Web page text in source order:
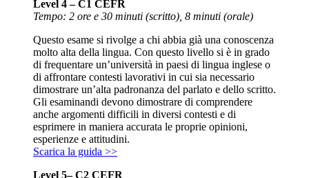
Level 4 – C1 CEFR
Tempo: 2 ore e 30 minuti (scritto), 8 minuti (orale)
Questo esame si rivolge a chi abbia già una conoscenza
molto alta della lingua. Con questo livello si è in grado
di frequentare un’università in paesi di lingua inglese o
di affrontare contesti lavorativi in cui sia necessario
dimostrare un’alta padronanza del parlato e dello scritto.
Gli esaminandi devono dimostrare di comprendere
anche argomenti difficili in diversi contesti e di
esprimere in maniera accurata le proprie opinioni,
esperienze e attitudini.
Scarica la guida >>
Level 5– C2 CEFR